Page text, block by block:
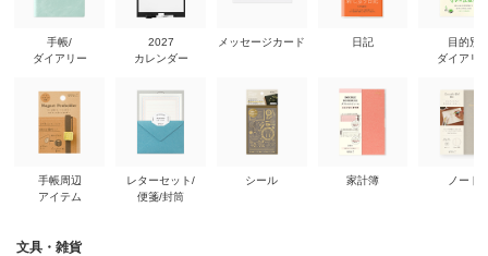
手帳/
ダイアリー
手帳周辺
アイテム
2027
カレンダー
レターセット/
便箋/封筒
メッセージカード
シール
日記
家計簿
目的別
ダイアリ
ノート
文具・雑貨